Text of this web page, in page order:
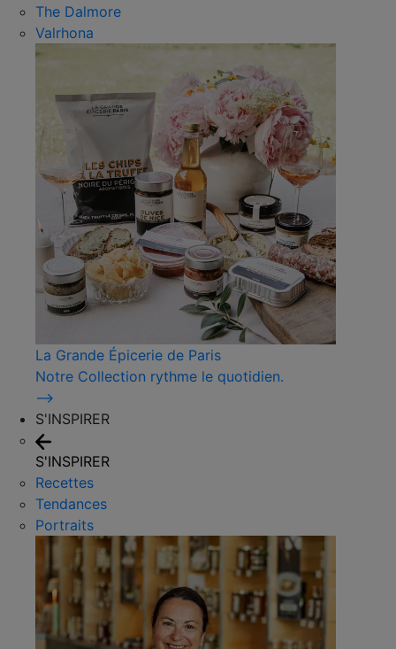
The Dalmore
Valrhona
La Grande Épicerie de Paris
Notre Collection rythme le quotidien.
⟶
S'INSPIRER
S'INSPIRER
Recettes
Tendances
Portraits